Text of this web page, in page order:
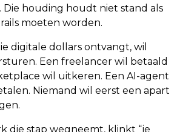
Die houding houdt niet stand als
moeten worden.
digitale dollars ontvangt, wil
Een freelancer wil betaald
wil uitkeren. Een AI-agent
Niemand wil eerst een apart
die stap wegneemt, klinkt “je